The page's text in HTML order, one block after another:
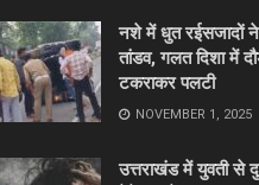
नशे में धुत रईसजादों ने
तांडव, गलत दिशा में
टकराकर पलटी
NOVEMBER 1, 2025
उत्तराखंड में युवती से